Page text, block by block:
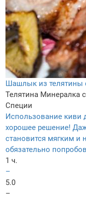
Шашлык из телятины
Телятина Минералка
Специи
Использование киви
хорошее решение!
становится мягким и
обязательно
1 ч.
–
5.0
–